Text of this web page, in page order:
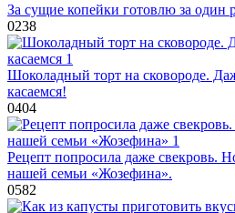
За сущие копейки готовлю за один
0238
Шоколадный торт на сковороде.
касаемся!
0404
Рецепт попросила даже свекровь.
нашей семьи «Жозефина».
0582